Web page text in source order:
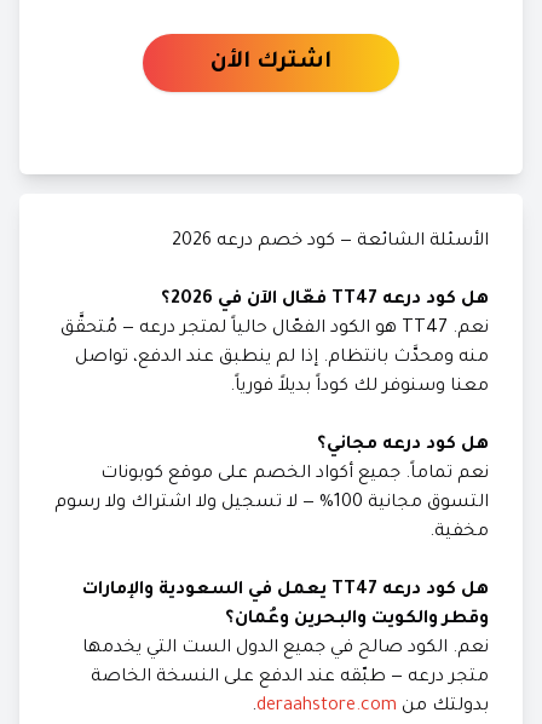
اشترك الأن
الأسئلة الشائعة — كود خصم درعه 2026
هل كود درعه TT47 فعّال الآن في 2026؟
نعم. TT47 هو الكود الفعّال حالياً لمتجر درعه — مُتحقَّق
منه ومحدَّث بانتظام. إذا لم ينطبق عند الدفع، تواصل
معنا وسنوفر لك كوداً بديلاً فورياً.
هل كود درعه مجاني؟
نعم تماماً. جميع أكواد الخصم على موقع كوبونات
التسوق مجانية 100% — لا تسجيل ولا اشتراك ولا رسوم
مخفية.
هل كود درعه TT47 يعمل في السعودية والإمارات
وقطر والكويت والبحرين وعُمان؟
نعم. الكود صالح في جميع الدول الست التي يخدمها
متجر درعه — طبّقه عند الدفع على النسخة الخاصة
بدولتك من deraahstore.com
.